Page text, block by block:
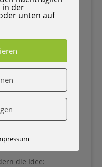
(unter 10€)
die Idee:
in der
unten auf